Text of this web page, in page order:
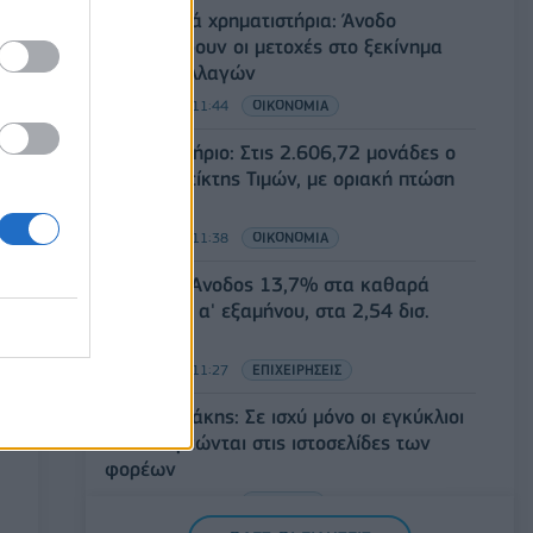
Ευρωπαϊκά χρηματιστήρια: Άνοδο
καταγράφουν οι μετοχές στο ξεκίνημα
των συναλλαγών
07/08/2026 - 11:44 ΟΙΚΟΝΟΜΙΑ
Χρηματιστήριο: Στις 2.606,72 μονάδες ο
Γενικός Δείκτης Τιμών, με οριακή πτώση
07/08/2026 - 11:38 ΟΙΚΟΝΟΜΙΑ
Generali: Άνοδος 13,7% στα καθαρά
κέρδη του α' εξαμήνου, στα 2,54 δισ.
07/08/2026 - 11:27 ΕΠΙΧΕΙΡΗΣΕΙΣ
Κ. Χατζηδάκης: Σε ισχύ μόνο οι εγκύκλιοι
που αναρτώνται στις ιστοσελίδες των
φορέων